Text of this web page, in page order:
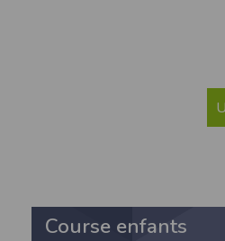
Course enfants
votre navigateur en tenant